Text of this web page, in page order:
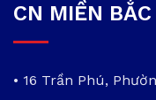
CN MIỀN BẮC
• 16 Trần Phú,